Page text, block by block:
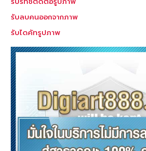
รับลบคนออกจากภาพ
รับไดคัทรูปภาพ